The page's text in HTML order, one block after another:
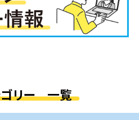
ゴリー 一覧